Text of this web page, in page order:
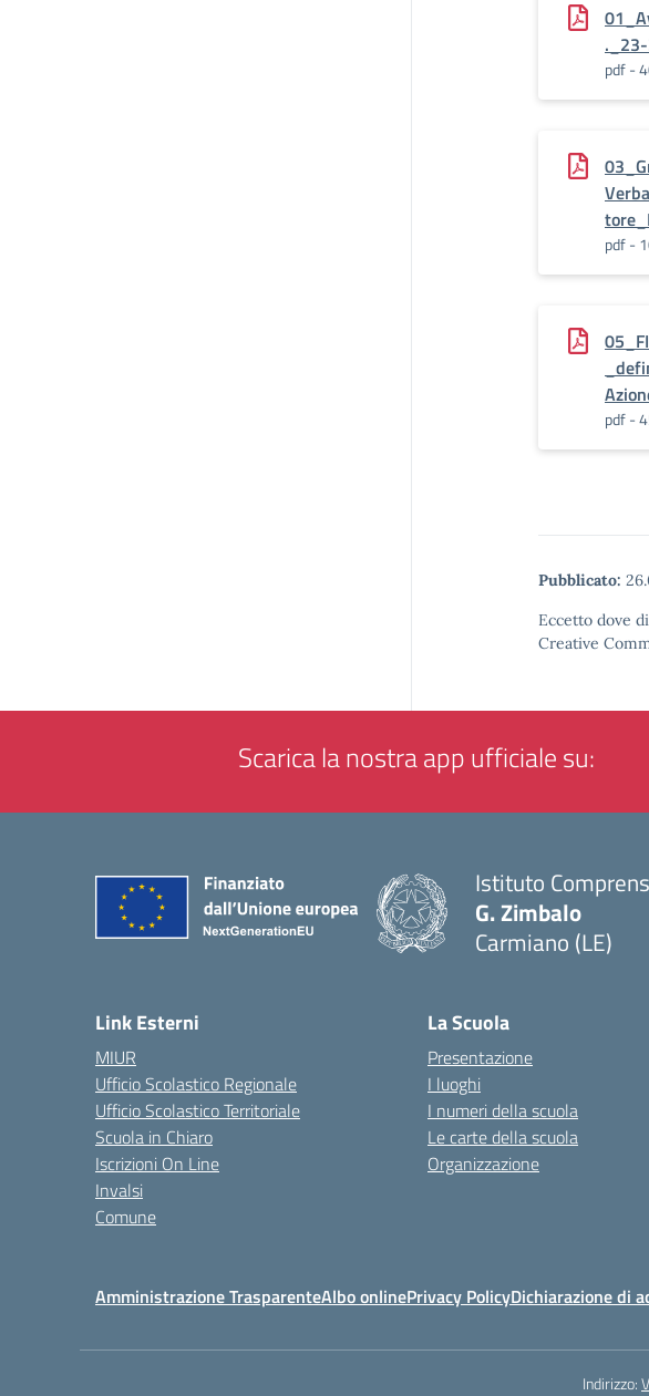
pdf -
pdf -
pdf -
Pubblicato:
Eccetto dove
Creative
Scarica la nostra app ufficiale su:
Istituto
G. Zimbalo
Carmiano (LE)
Link Esterni
MIUR
Ufficio Scolastico Regionale
Ufficio Scolastico Territoriale
Scuola in Chiaro
Iscrizioni On Line
Invalsi
Comune
La Scuola
Presentazione
I luoghi
I numeri della scuola
Le carte della scuola
Organizzazione
Amministrazione TrasparenteAlbo onlinePrivacy PolicyDichiarazione di
Indirizzo: